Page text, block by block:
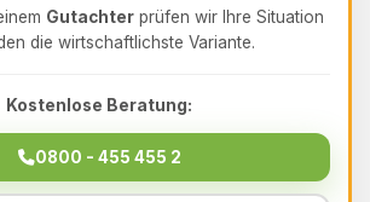
Gutachter prüfen wir Ihre Situation
die wirtschaftlichste Variante.
Kostenlose Beratung:
0800 - 455 455 2